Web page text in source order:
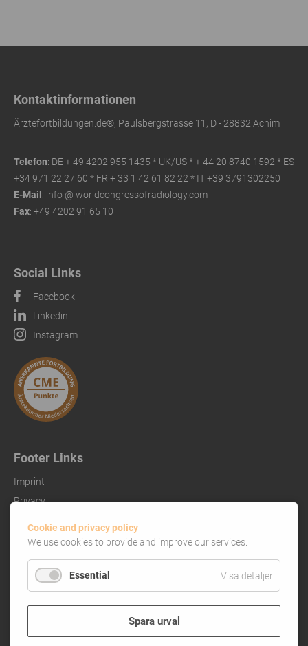
Kontaktinformationen
Ärztefortbildungen.de®, Paulsbergstrasse 11, D - 28832 Achim
Telefon: DE + 49 4202 955 1435 * UK/US *+ 44 20 8740 1592 * ES
+34 971 22 27 60 * FR + 33 1 42 61 82 22 * IT +39 3791302250
E-Mail : info @ worldcongressofradiology.com
Fax: +49 4202 91 65 10
Social Links
Facebook
Linkedin
Instagram
Footer Links
Imprint
Privacy
Cookie and privacy policy
We use cookies to provide and improve our services.
Essential Visa detaljer
Spara urval